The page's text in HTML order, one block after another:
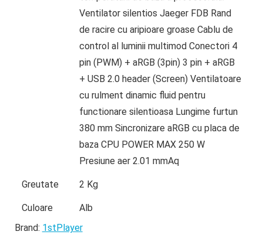
Ventilator silentios Jaeger FDB Rand
de racire cu aripioare groase Cablu de
control al luminii multimod Conectori 4
pin (PWM) + aRGB (3pin) 3 pin + aRGB
+ USB 2.0 header (Screen) Ventilatoare
cu rulment dinamic fluid pentru
functionare silentioasa Lungime furtun
380 mm Sincronizare aRGB cu placa de
baza CPU POWER MAX 250 W
Presiune aer 2.01 mmAq
Greutate 2 Kg
Culoare
Alb
Brand: 1stPlayer